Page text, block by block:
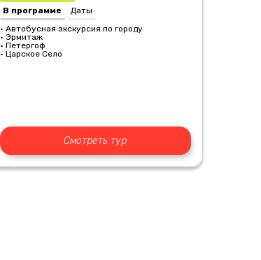
В программе
Даты
• Автобусная экскурсия по городу
• Эрмитаж
• Петергоф
• Царское Село
Смотреть тур